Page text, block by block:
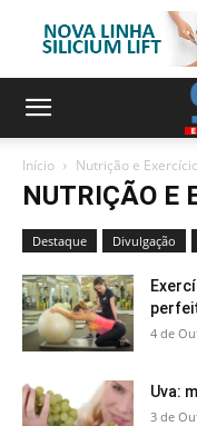
Início Nutrição e
NUTRIÇÃO E
Destaque Divulgação
4 de
Uva:
3 de